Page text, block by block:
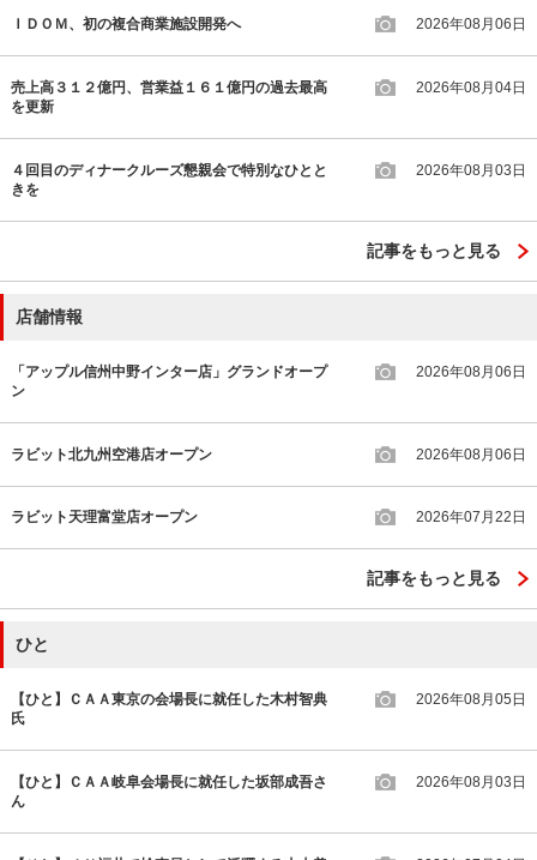
ＩＤＯＭ、初の複合商業施設開発へ 2026年08月06日
売上高３１２億円、営業益１６１億円の過去最高
を更新
2026年08月04日
４回目のディナークルーズ懇親会で特別なひとと
きを
2026年08月03日
記事をもっと見る
店舗情報
「アップル信州中野インター店」グランドオープ
ン
2026年08月06日
ラビット北九州空港店オープン 2026年08月06日
ラビット天理富堂店オープン 2026年07月22日
記事をもっと見る
ひと
【ひと】ＣＡＡ東京の会場長に就任した木村智典
氏
2026年08月05日
【ひと】ＣＡＡ岐阜会場長に就任した坂部成吾さ
ん
2026年08月03日